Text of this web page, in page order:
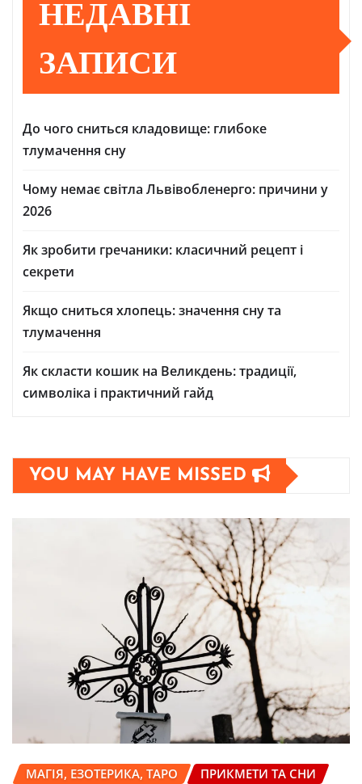
НЕДАВНІ
ЗАПИСИ
До чого сниться кладовище: глибоке
тлумачення сну
Чому немає світла Львівобленерго: причини у
2026
Як зробити гречаники: класичний рецепт і
секрети
Якщо сниться хлопець: значення сну та
тлумачення
Як скласти кошик на Великдень: традиції,
символіка і практичний гайд
YOU MAY HAVE MISSED
МАГІЯ, ЕЗОТЕРИКА, ТАРО ПРИКМЕТИ ТА СНИ